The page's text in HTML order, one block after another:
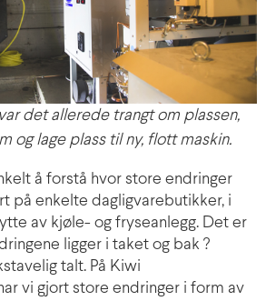
det allerede trangt om plassen,
og lage plass til ny, flott maskin.
å forstå hvor store endringer
på enkelte dagligvarebutikker, i
av kjøle- og fryseanlegg. Det er
ligger i taket og bak ?
talt. På Kiwi
vi gjort store endringer i form av